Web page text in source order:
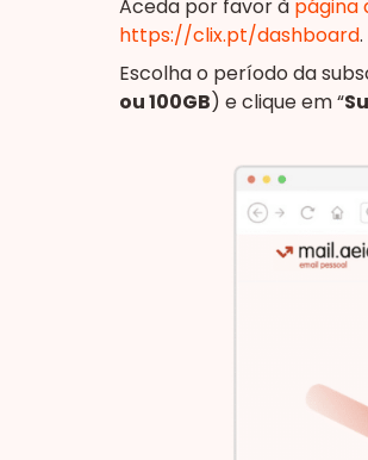
Aceda por favor à página
https://clix.pt/dashboard.
Escolha o período da
ou 100GB) e clique em “